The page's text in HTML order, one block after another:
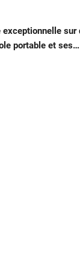
portable et